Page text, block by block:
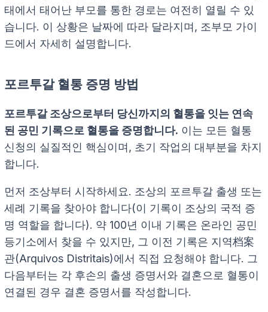
태에서 태어난 부모를 통한 경로는 여전히 열릴 수 있
습니다. 이 상황은 날짜에 따라 달라지며, 조부모 가이
드에서 자세히 설명합니다.
포르투갈 혈통 증명 방법
포르투갈 조상으로부터 당신까지의 혈통을 잇는 연속
된 공민 기록으로 혈통을 증명합니다. 이는 모든 혈통
신청의 실질적인 핵심이며, 초기 작업의 대부분을 차지
합니다.
먼저 조상부터 시작하세요. 조상의 포르투갈 출생 또는
세례 기록을 찾아야 합니다(이 기록이 조상의 국적 증
명 역할을 합니다). 약 100년 이내 기록은 온라인 공민
등기소에서 찾을 수 있지만, 그 이전 기록은 지역档案
관(Arquivos Distritais)에서 직접 요청해야 합니다. 그
다음부터는 각 후손의 출생 증명서와 결혼으로 혈통이
연결된 경우 결혼 증명서를 작성합니다.